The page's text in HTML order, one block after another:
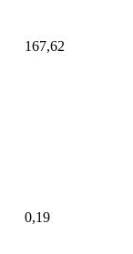
167,62
0,19